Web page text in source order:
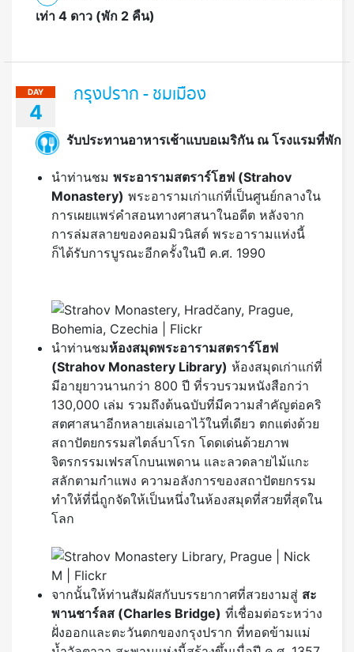
เท่า 4 ดาว (พัก 2 คืน)
DAY
4
กรุงปราก - ชมเมือง
รับประทานอาหารเช้าแบบอเมริกัน ณ โรงแรมที่พัก
นำท่านชม พระอารามสตราร์โฮฟ (Strahov
Monastery) พระอารามเก่าแก่ที่เป็นศูนย์กลางใน
การเผยแพร่คำสอนทางศาสนาในอดีต หลังจาก
การล่มสลายของคอมมิวนิสต์ พระอารามแห่งนี้
ก็ได้รับการบูรณะอีกครั้งในปี ค.ศ. 1990
นำท่านชมห้องสมุดพระอารามสตราร์โฮฟ
(Strahov Monastery Library) ห้องสมุดเก่าแก่ที่
มีอายุยาวนานกว่า 800 ปี ที่รวบรวมหนังสือกว่า
130,000 เล่ม รวมถึงต้นฉบับที่มีความสำคัญต่อคริ
สตศาสนาอีกหลายเล่มเอาไว้ในที่เดียว ตกแต่งด้วย
สถาปัตยกรรมสไตล์บาโรก โดดเด่นด้วยภาพ
จิตรกรรมเฟรสโกบนเพดาน และลวดลายไม้แกะ
สลักตามกำแพง ความอลังการของสถาปัตยกรรม
ทำให้ที่นี่ถูกจัดให้เป็นหนึ่งในห้องสมุดที่สวยที่สุดใน
โลก
จากนั้นให้ท่านสัมผัสกับบรรยากาศที่สวยงามสู่ สะ
พานชาร์ลส (Charles Bridge) ที่เชื่อมต่อระหว่าง
ฝั่งออกและตะวันตกของกรุงปราก ที่ทอดข้ามแม่